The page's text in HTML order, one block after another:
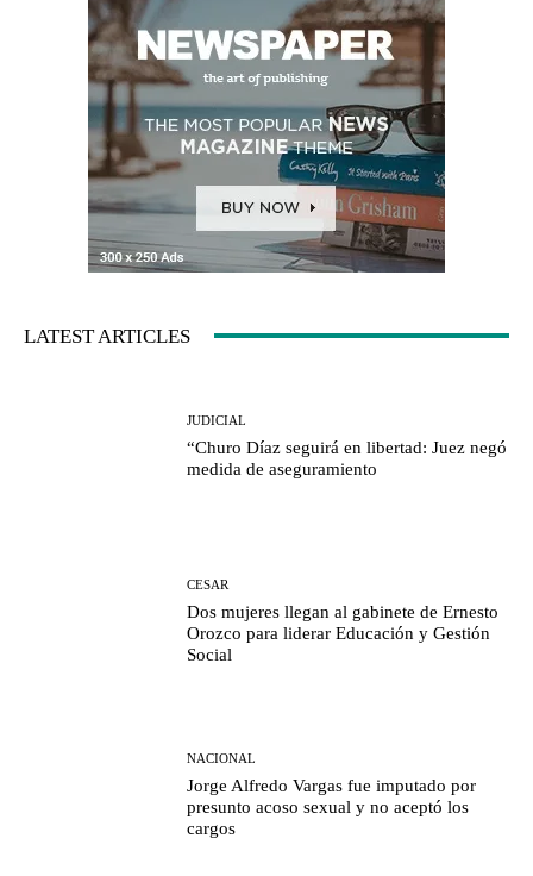
LATEST ARTICLES
JUDICIAL
“Churo Díaz seguirá en libertad: Juez negó
medida de aseguramiento
CESAR
Dos mujeres llegan al gabinete de Ernesto
Orozco para liderar Educación y Gestión
Social
NACIONAL
Jorge Alfredo Vargas fue imputado por
presunto acoso sexual y no aceptó los
cargos